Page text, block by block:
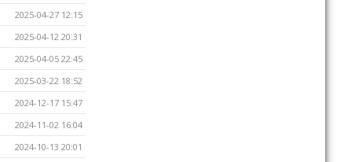
2025-04-27 12:15
2025-04-12 20:31
2025-04-05 22:45
2025-03-22 18:52
2024-12-17 15:47
2024-11-02 16:04
2024-10-13 20:01